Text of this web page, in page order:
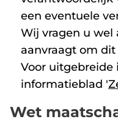
een eventuele
Wij vragen u wel
aanvraagt om
Voor uitgebreide
informatieblad '
Wet